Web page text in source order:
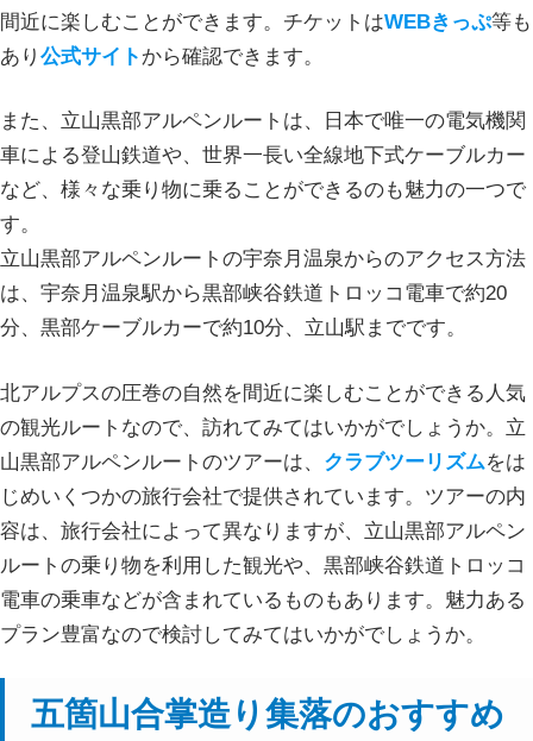
間近に楽しむことができます。チケットはWEBきっぷ等も
あり 公式サイト から確認できます。
また、立山黒部アルペンルートは、日本で唯一の電気機関
車による登山鉄道や、世界一長い全線地下式ケーブルカー
など、様々な乗り物に乗ることができるのも魅力の一つで
す。
立山黒部アルペンルートの宇奈月温泉からのアクセス方法
は、宇奈月温泉駅から黒部峡谷鉄道トロッコ電車で約20
分、黒部ケーブルカーで約10分、立山駅までです。
北アルプスの圧巻の自然を間近に楽しむことができる人気
の観光ルートなので、訪れてみてはいかがでしょうか。立
山黒部アルペンルートのツアーは、 クラブツーリズムをは
じめいくつかの旅行会社で提供されています。ツアーの内
容は、旅行会社によって異なりますが、立山黒部アルペン
ルートの乗り物を利用した観光や、黒部峡谷鉄道トロッコ
電車の乗車などが含まれているものもあります。魅力ある
プラン豊富なので検討してみてはいかがでしょうか。
五箇山合掌造り集落のおすすめ